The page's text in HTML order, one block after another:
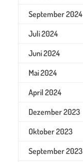
September 2024
Juli 2024
Juni 2024
Mai 2024
April 2024
Dezember 2023
Oktober 2023
September 2023